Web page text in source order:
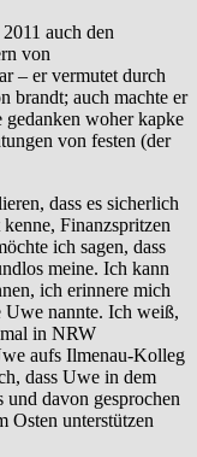
auch den
von
– er vermutet durch
brandt; auch machte er
gedanken woher kapke
von festen (der
dass es sicherlich
Finanzspritzen
ich sagen, dass
meine. Ich kann
ich erinnere mich
Uwe nannte. Ich weiß,
in NRW
aufs Ilmenau-Kolleg
dass Uwe in dem
davon gesprochen
Osten unterstützen